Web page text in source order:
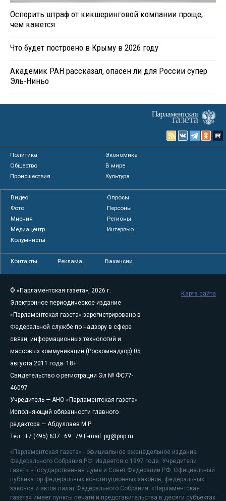
Оспорить штраф от кикшеринговой компании проще,
чем кажется
Что будет построено в Крыму в 2026 году
Академик РАН рассказал, опасен ли для России супер
Эль-Ниньо
Политика
Экономика
Общество
В мире
Происшествия
Культура
Видео
Опросы
Фото
Персоны
Мнения
Регионы
Медиацентр
Интервью
Колумнисты
Контакты Реклама Вакансии
© «Парламентская газета», 2026 г.
Электронное периодическое издание
«Парламентская газета» зарегистрировано в
Федеральной службе по надзору в сфере
связи, информационных технологий и
массовых коммуникаций (Роскомнадзор) 05
августа 2011 года. 18+
Свидетельство о регистрации Эл № ФС77-
46097
Учредитель — АНО «Парламентская газета»
Исполняющий обязанности главного
редактора — Абдуллаев М.Р.
Тел.: +7 (495) 637–69–79 E-mail: pg@pnp.ru
«Парламентская газета» - официальное еженедельное издание
Федерального Собрания РФ. Издается с 1997 года. Учредители
газеты - Государственная Дума и Совет Федерации РФ. Официальный
публикатор федеральных конституционных законов, федеральных
законов и актов палат Федерального Собрания. «Парламентская
газета» имеет пункты печати и представительства в десяти субъектах
Карта сайта